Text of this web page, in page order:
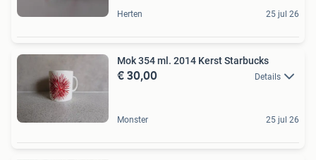
Herten 25 jul 26
Mok 354 ml. 2014 Kerst Starbucks
€ 30,00 Details
Monster 25 jul 26